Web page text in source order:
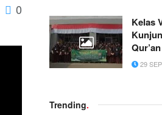
0
Kelas
Qur’an
29
Trending.